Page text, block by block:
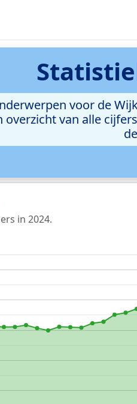
voor de
van alle
in 2024.